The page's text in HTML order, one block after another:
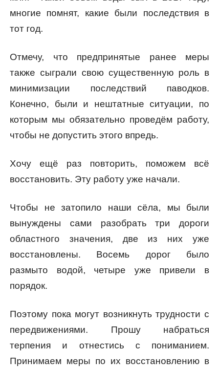
многие помнят, какие были последствия в
тот год.
Отмечу, что предпринятые ранее меры
также сыграли свою существенную роль в
минимизации последствий паводков.
Конечно, были и нештатные ситуации, по
которым мы обязательно проведём работу,
чтобы не допустить этого впредь.
Хочу ещё раз повторить, поможем всё
восстановить. Эту работу уже начали.
Чтобы не затопило наши сёла, мы были
вынуждены сами разобрать три дороги
областного значения, две из них уже
восстановлены. Восемь дорог было
размыто водой, четыре уже привели в
порядок.
Поэтому пока могут возникнуть трудности с
передвижениями. Прошу набраться
терпения и отнестись с пониманием.
Принимаем меры по их восстановлению в